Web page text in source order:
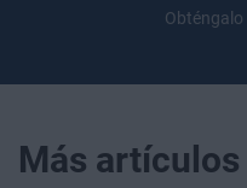
Obténgalo
Más artículos